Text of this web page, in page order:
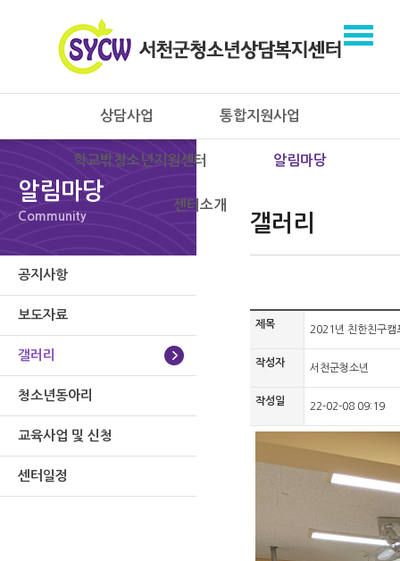
상담사업 통합지원사업
학교밖청소년지원센터 알림마당
센터소개
알림마당
Community
공지사항
보도자료
갤러리
청소년동아리
교육사업 및 신청
센터일정
갤러리
제목 2021년 친한친구캠
작성자 서천군청소년
작성일 22-02-08 09:19